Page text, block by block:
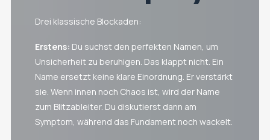
Drei klassische Blockaden:
Erstens: Du suchst den perfekten Namen, um
Unsicherheit zu beruhigen. Das klappt nicht. Ein
Name ersetzt keine klare Einordnung. Er verstärkt
sie. Wenn innen noch Chaos ist, wird der Name
zum Blitzableiter. Du diskutierst dann am
Symptom, während das Fundament noch wackelt.